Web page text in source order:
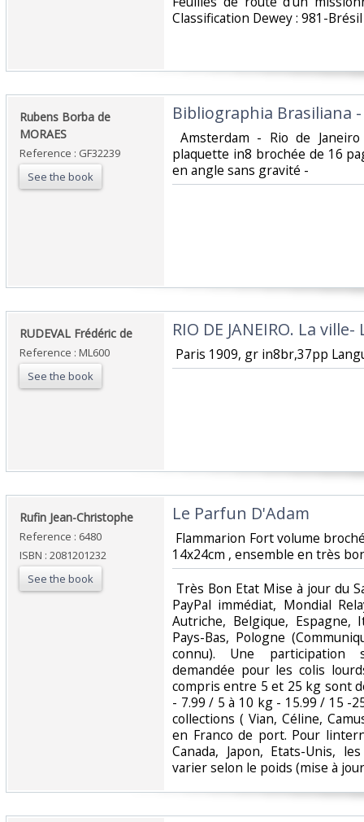
Classification Dewey : 981-Brésil‎
‎Rubens Borba de
MORAES‎
Reference : GF32239
See the book
‎Bibliographia Brasiliana -‎
Amsterdam - Rio de
plaquette in8 brochée de 16
en angle sans gravité -‎
‎RUDEVAL Frédéric de‎
Reference : ML600
See the book
‎RIO DE JANEIRO. La
Paris 1909, gr in8br,37pp
‎Rufin Jean-Christophe‎
Reference : 6480
ISBN : 2081201232
See the book
‎Le Parfun D'Adam‎
Flammarion Fort volume
14x24cm , ensemble en très
Très Bon Etat Mise à jour du
PayPal immédiat, Mondial
Autriche, Belgique, Espagne,
Pays-Bas, Pologne
connu). Une participation
demandée pour les colis
compris entre 5 et 25 kg sont
- 7.99 / 5 à 10 kg - 15.99 / 15 -
collections ( Vian, Céline,
en Franco de port. Pour
Canada, Japon, Etats-Unis,
varier selon le poids (mise à